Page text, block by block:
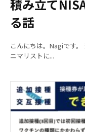
積み立て
る話
こんにちは。Nagiです
ニマリストに...